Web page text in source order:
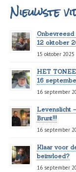
Nieuwste
Onbevreesd
12 oktober
15 oktober 2025
HET
16
16 september
Levenslicht
Brunt!!!
16 september
Klaar voor
beïnvloed?
16 september